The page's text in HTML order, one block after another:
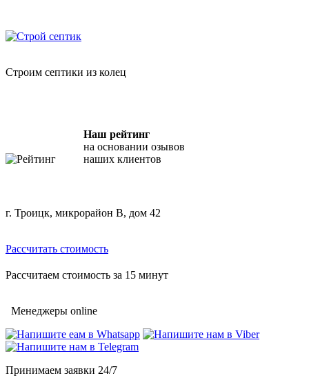
content
Строим септики из колец
Наш рейтинг
на основании озывов
наших клиентов
г. Троицк, микрорайон В, дом 42
Рассчитать стоимость
Рассчитаем стоимость за 15 минут
Менеджеры online
Принимаем заявки 24/7